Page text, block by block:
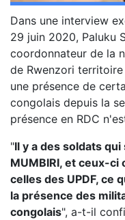
Dans une interview
29 juin 2020, Paluku
coordonnateur de la
de Rwenzori
une présence de
congolais depuis la
présence en RDC
"Il y a des soldats
MUMBIRI, et ceux-
celles des UPDF, ce
la présence des
congolais", a-t-il